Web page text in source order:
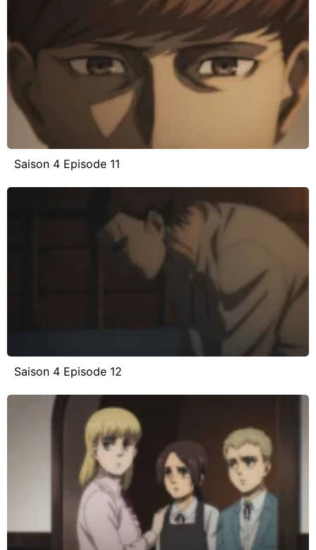
Saison 4 Episode 11
Saison 4 Episode 12